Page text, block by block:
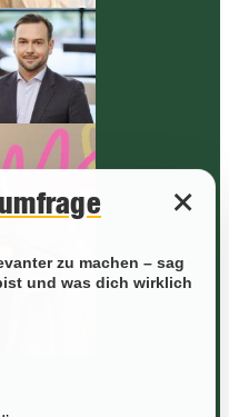
+
zu machen – sag
und was dich wirklich